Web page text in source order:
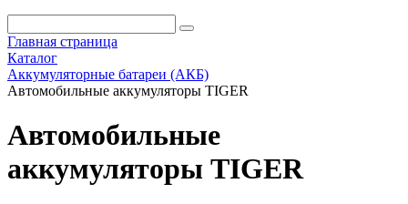
Главная страница
Каталог
Аккумуляторные батареи (АКБ)
Автомобильные аккумуляторы TIGER
Автомобильные
аккумуляторы TIGER